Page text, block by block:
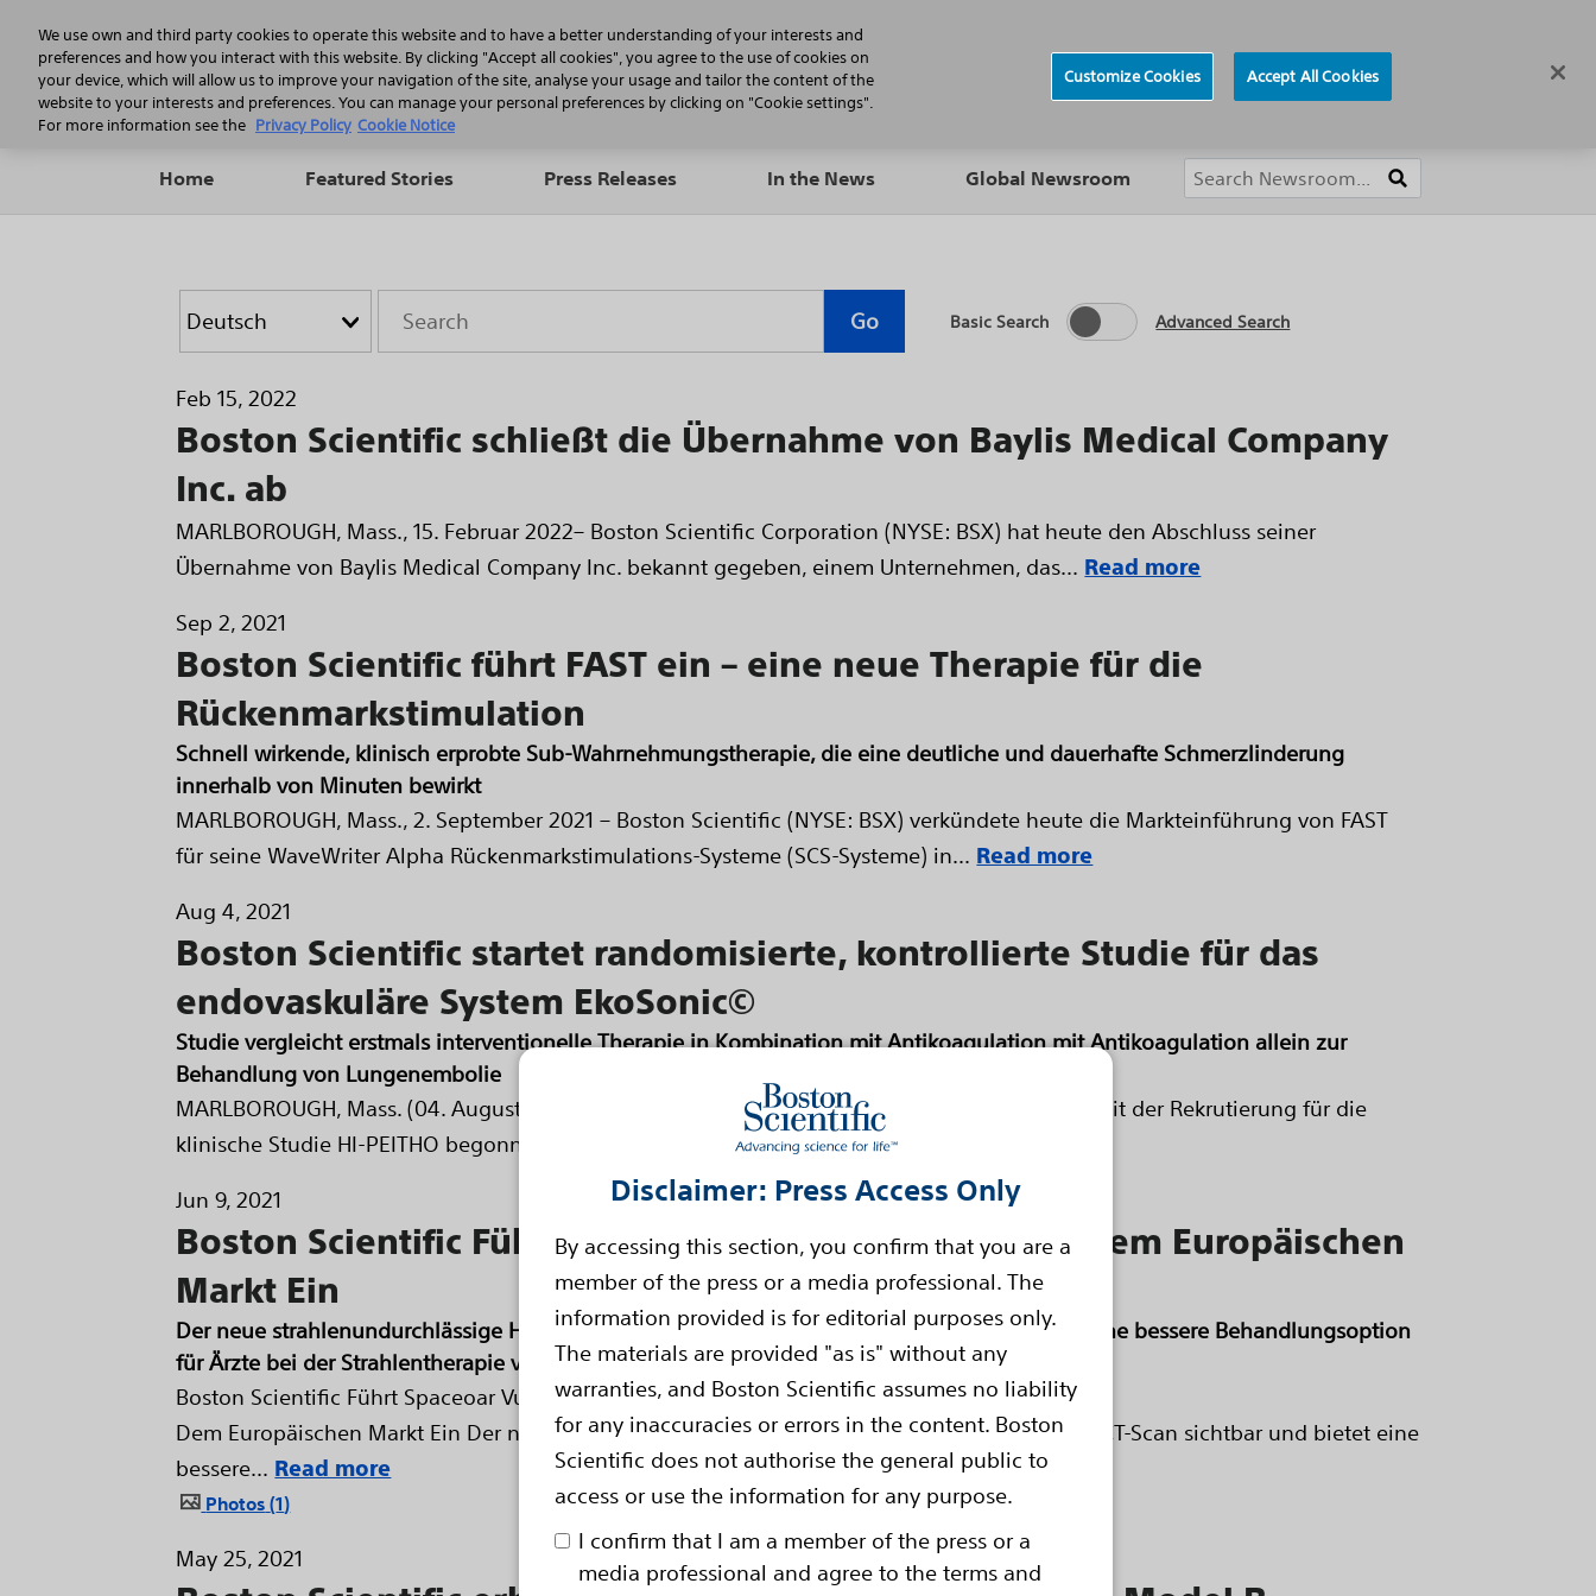
Disclaimer: Press Access Only
By accessing this section, you confirm that you are a
member of the press or a media professional. The
information provided is for editorial purposes only.
The materials are provided "as is" without any
warranties, and Boston Scientific assumes no liability
for any inaccuracies or errors in the content. Boston
Scientific does not authorise the general public to
access or use the information for any purpose.
I confirm that I am a member of the press or a
media professional and agree to the terms and
Professionals Patients Products
Home Featured Stories Press Releases In the News Global Newsroom
Go Basic Search Advanced Search
Feb 15, 2022
Boston Scientific schließt die Übernahme von Baylis Medical Company
Inc. ab
MARLBOROUGH, Mass., 15. Februar 2022– Boston Scientific Corporation (NYSE: BSX) hat heute den Abschluss seiner
Übernahme von Baylis Medical Company Inc. bekannt gegeben, einem Unternehmen, das... Read more
Sep 2, 2021
Boston Scientific führt FAST ein – eine neue Therapie für die
Rückenmarkstimulation
Schnell wirkende, klinisch erprobte Sub-Wahrnehmungstherapie, die eine deutliche und dauerhafte Schmerzlinderung
innerhalb von Minuten bewirkt
MARLBOROUGH, Mass., 2. September 2021 – Boston Scientific (NYSE: BSX) verkündete heute die Markteinführung von FAST
für seine WaveWriter Alpha Rückenmarkstimulations-Systeme (SCS-Systeme) in... Read more
Aug 4, 2021
Boston Scientific startet randomisierte, kontrollierte Studie für das
endovaskuläre System EkoSonic©
Studie vergleicht erstmals interventionelle Therapie in Kombination mit Antikoagulation mit Antikoagulation allein zur
Behandlung von Lungenembolie
MARLBOROUGH, Mass. (04. August 2021) - Die Boston Scientific Corporation (NYSE: BSX) hat mit der Rekrutierung für die
klinische Studie HI-PEITHO begonnen, eine gemeinschaftliche Forschungsstudie...
Jun 9, 2021
Boston Scientific Führt Spaceoar Vue™ Hydrogel Auf Dem Europäischen
Markt Ein
Der neue strahlenundurchlässige Hydrogel-Abstandhalter ist im CT-Scan sichtbar und bietet eine bessere Behandlungsoption
für Ärzte bei der Strahlentherapie von Patienten mit Prostatakrebs
Boston Scientific Führt Spaceoar Vue™ Hydrogel Auf
Dem Europäischen Markt Ein Der neue strahlenundurchlässige Hydrogel-Abstandhalter ist im CT-Scan sichtbar und bietet eine
bessere... Read more
Photos 1
May 25, 2021
We use own and third party cookies to operate this website and to have a better understanding of your interests and
preferences and how you interact with this website. By clicking "Accept all cookies", you agree to the use of cookies on
your device, which will allow us to improve your navigation of the site, analyse your usage and tailor the content of the
website to your interests and preferences. You can manage your personal preferences by clicking on "Cookie settings".
For more information see the Privacy Policy Cookie Notice
Customize Cookies Accept All Cookies